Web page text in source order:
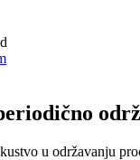
u održavanju